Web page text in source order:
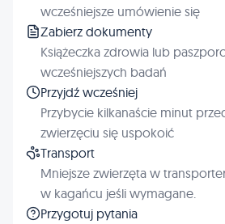
wcześniejsze umówienie się
Zabierz dokumenty
Książeczka zdrowia lub
wcześniejszych badań
Przyjdź wcześniej
Przybycie kilkanaście minut
zwierzęciu się uspokoić
Transport
Mniejsze zwierzęta w
w kagańcu jeśli wymagane.
Przygotuj pytania